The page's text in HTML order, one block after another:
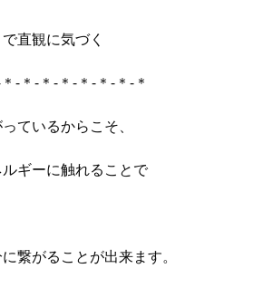
直観に気づく
-＊-＊-＊-＊-＊-＊-＊
ているからこそ、
ギーに触れることで
繋がることが出来ます。